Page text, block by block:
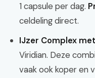
1 capsule per dag.
celdeling direct.
IJzer Complex
Viridian. Deze
vaak ook koper en